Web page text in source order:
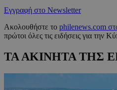
Εγγραφή στο Newsletter
Ακολουθήστε το philenews.com
πρώτοι όλες τις ειδήσεις για την
ΤΑ ΑΚΙΝΗΤΑ ΤΗΣ